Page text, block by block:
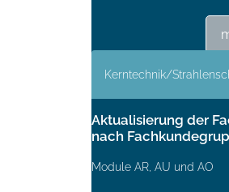
Kerntechnik/
Aktualisierung der
nach
Module AR, AU und AO